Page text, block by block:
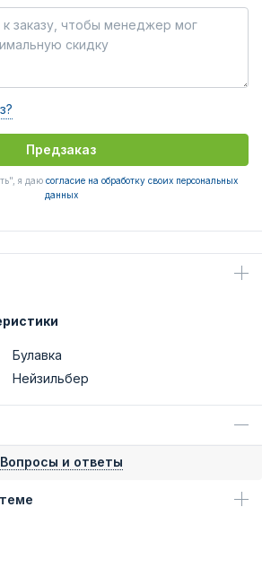
Предзаказ
я даю согласие на обработку своих персональных
данных
Булавка
Нейзильбер
Вопросы и ответы